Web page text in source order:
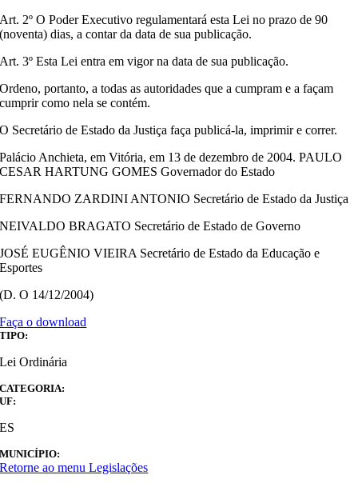
Art. 2º O Poder Executivo regulamentará esta Lei no prazo de 90
(noventa) dias, a contar da data de sua publicação.
Art. 3º Esta Lei entra em vigor na data de sua publicação.
Ordeno, portanto, a todas as autoridades que a cumpram e a façam
cumprir como nela se contém.
O Secretário de Estado da Justiça faça publicá-la, imprimir e correr.
Palácio Anchieta, em Vitória, em 13 de dezembro de 2004. PAULO
CESAR HARTUNG GOMES Governador do Estado
FERNANDO ZARDINI ANTONIO Secretário de Estado da Justiça
NEIVALDO BRAGATO Secretário de Estado de Governo
JOSÉ EUGÊNIO VIEIRA Secretário de Estado da Educação e
Esportes
(D. O 14/12/2004)
Faça o download
TIPO:
Lei Ordinária
CATEGORIA:
UF:
ES
MUNICÍPIO:
Retorne ao menu Legislações